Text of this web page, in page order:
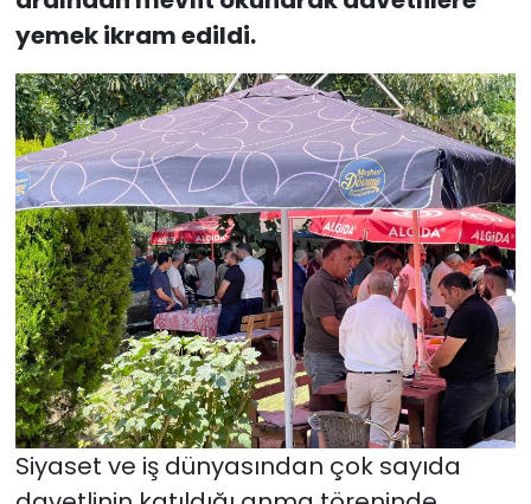
yemek ikram edildi.
Siyaset ve iş dünyasından çok sayıda